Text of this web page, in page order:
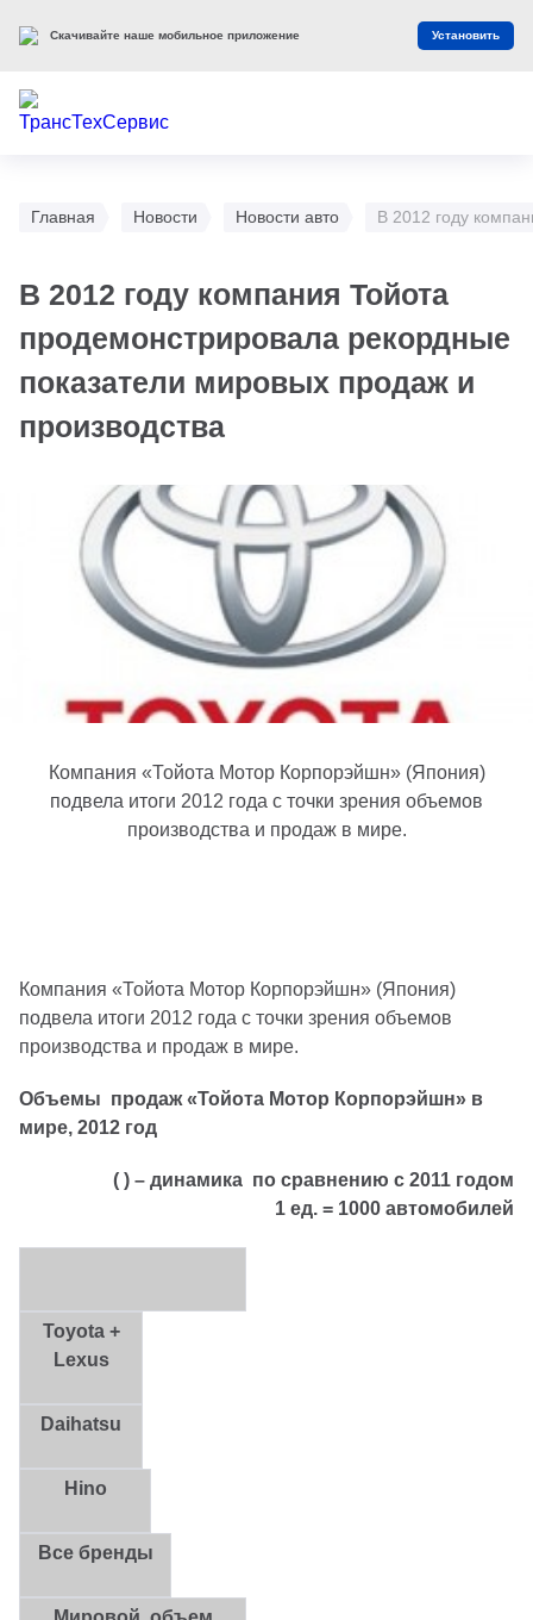
Главная Новости Новости авто В 2012 году
В 2012 году компания Тойота
продемонстрировала рекордные
показатели мировых продаж и
производства
Компания «Тойота Мотор Корпорэйшн» (Япония)
подвела итоги 2012 года с точки зрения объемов
производства и продаж в мире.
Компания «Тойота Мотор Корпорэйшн» (Япония)
подвела итоги 2012 года с точки зрения объемов
производства и продаж в мире.
Объемы продаж «Тойота Мотор Корпорэйшн» в
мире, 2012 год
( ) – динамика по сравнению с 2011 годом
1 ед. = 1000 автомобилей
Toyota +
Lexus
Daihatsu
Hino
Все бренды
Скачивайте наше мобильное приложение Установить